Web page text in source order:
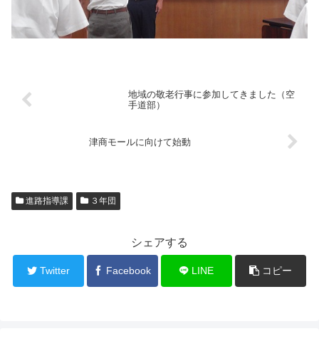
地域の敬老行事に参加してきました（空
手道部）
津商モールに向けて始動
進路指導課 ３年団
シェアする
Twitter Facebook LINE コピー